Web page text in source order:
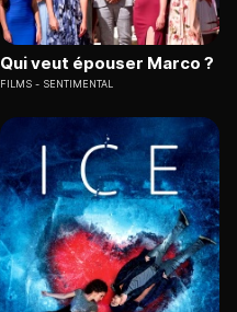
Qui veut épouser Marco ?
FILMS SENTIMENTAL